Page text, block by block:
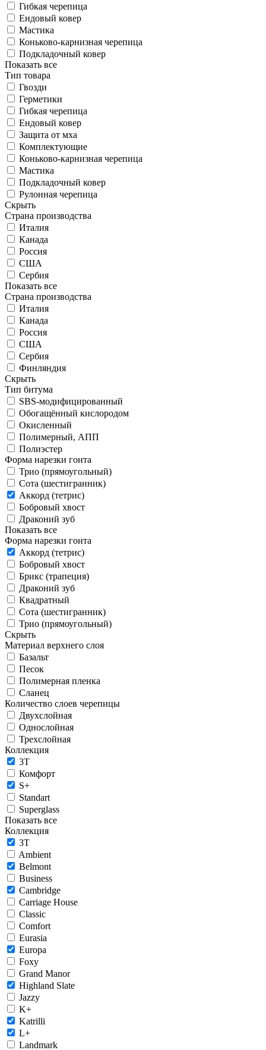
Гибкая черепица
Ендовый ковер
Мастика
Коньково-карнизная черепица
Подкладочный ковер
Показать все
Тип товара
Гвозди
Герметики
Гибкая черепица
Ендовый ковер
Защита от мха
Комплектующие
Коньково-карнизная черепица
Мастика
Подкладочный ковер
Рулонная черепица
Скрыть
Страна производства
Италия
Канада
Россия
США
Сербия
Показать все
Страна производства
Италия
Канада
Россия
США
Сербия
Финляндия
Скрыть
Тип битума
SBS-модифицированный
Обогащённый кислородом
Окисленный
Полимерный, АПП
Полиэстер
Форма нарезки гонта
Трио (прямоугольный)
Сота (шестигранник)
Аккорд (тетрис)
Бобровый хвост
Драконий зуб
Показать все
Форма нарезки гонта
Аккорд (тетрис)
Бобровый хвост
Брикс (трапеция)
Драконий зуб
Квадратный
Сота (шестигранник)
Трио (прямоугольный)
Скрыть
Материал верхнего слоя
Базальт
Песок
Полимерная пленка
Сланец
Количество слоев черепицы
Двухслойная
Однослойная
Трехслойная
Коллекция
3T
Комфорт
S+
Standart
Superglass
Показать все
Коллекция
3T
Ambient
Belmont
Business
Cambridge
Carriage House
Classic
Comfort
Eurasia
Europa
Foxy
Grand Manor
Highland Slate
Jazzy
K+
Katrilli
L+
Landmark